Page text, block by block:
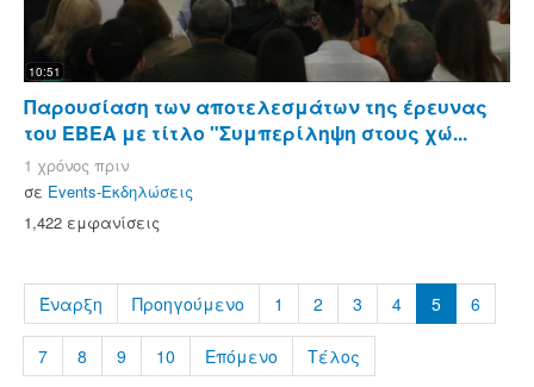
10:51
Παρουσίαση των αποτελεσμάτων της έρευνας
του ΕΒΕΑ με τίτλο "Συμπερίληψη στους χώ...
1 χρόνος πριν
σε Events-Εκδηλώσεις
1,422 εμφανίσεις
Έναρξη Προηγούμενο 1 2 3 4 5 6
7 8 9 10 Επόμενο Τέλος